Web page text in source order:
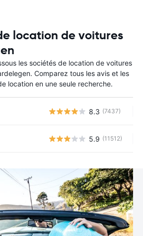
location de voitures
les sociétés de location de voitures
Comparez tous les avis et les
location en une seule recherche.
8.3 (7437)
5.9 (11512)